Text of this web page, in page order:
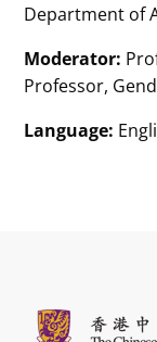
Department of
Moderator:
Professor,
Language: